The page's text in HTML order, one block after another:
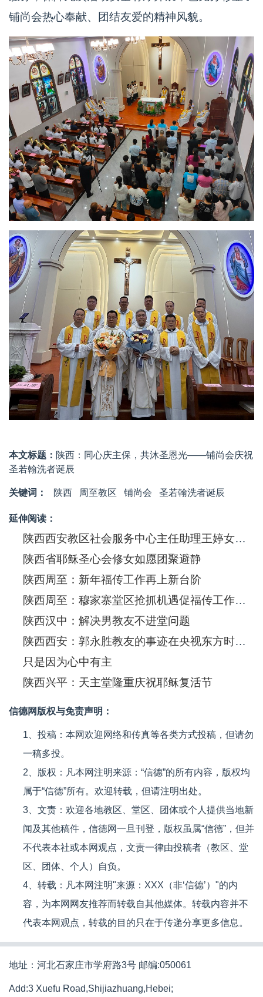
铺尚会热心奉献、团结友爱的精神风貌。
本文标题： 陕西：同心庆主保，共沐圣恩光——铺尚会庆祝
圣若翰洗者诞辰
关键词： 陕西 周至教区 铺尚会 圣若翰洗者诞辰
延伸阅读：
陕西西安教区社会服务中心主任助理王婷女士发表演讲
陕西省耶稣圣心会修女如愿团聚避静
陕西周至：新年福传工作再上新台阶
陕西周至：穆家寨堂区抢抓机遇促福传工作蓬勃开展
陕西汉中：解决男教友不进堂问题
陕西西安：郭永胜教友的事迹在央视东方时空播出
只是因为心中有主
陕西兴平：天主堂隆重庆祝耶稣复活节
信德网版权与免责声明：
1、投稿：本网欢迎网络和传真等各类方式投稿，但请勿
一稿多投。
2、版权：凡本网注明来源：“信德”的所有内容，版权均
属于“信德”所有。欢迎转载，但请注明出处。
3、文责：欢迎各地教区、堂区、团体或个人提供当地新
闻及其他稿件，信德网一旦刊登，版权虽属“信德”，但并
不代表本社或本网观点，文责一律由投稿者（教区、堂
区、团体、个人）自负。
4、转载：凡本网注明"来源：XXX（非‘信德’）"的内
容，为本网网友推荐而转载自其他媒体。转载内容并不
代表本网观点，转载的目的只在于传递分享更多信息。
地址：河北石家庄市学府路3号 邮编:050061
Add:3 Xuefu Road,Shijiazhuang,Hebei;